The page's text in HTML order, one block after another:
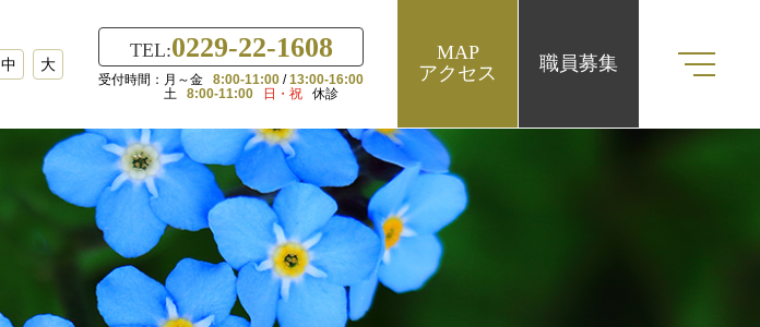
MAP
アクセス
職員募集
TEL:0229-22-1608
月～金 8:00-11:00 / 13:00-16:00
土
8:00-11:00 日・祝 休診
中 大